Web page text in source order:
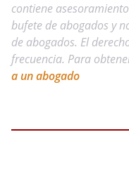
contiene
bufete de abogados y
de abogados. El
frecuencia. Para
a un abogado